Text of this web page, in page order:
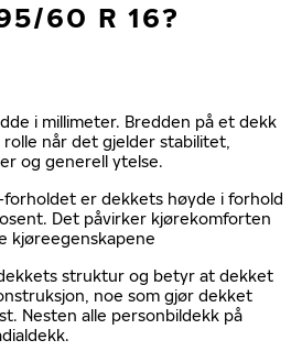
60 R 16?
i millimeter. Bredden på et dekk
når det gjelder stabilitet,
og generell ytelse.
er dekkets høyde i forhold
Det påvirker kjørekomforten
kjøreegenskapene
struktur og betyr at dekket
noe som gjør dekket
Nesten alle personbildekk på